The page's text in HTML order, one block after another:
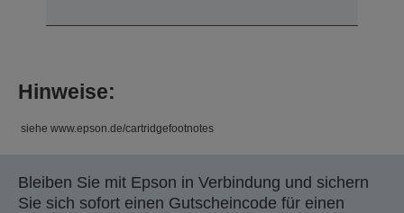
Hinweise:
siehe www.epson.de/cartridgefootnotes
Bleiben Sie mit Epson in Verbindung und sichern
Sie sich sofort einen Gutscheincode für einen